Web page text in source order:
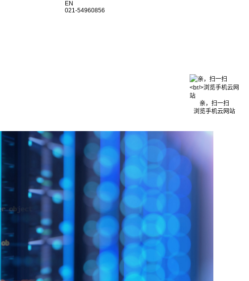
EN
021-54960856
亲，扫一扫
浏览手机云网站